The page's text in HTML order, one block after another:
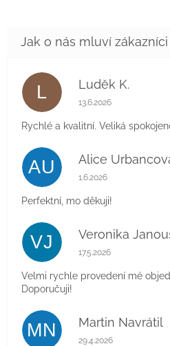
L Luděk K.
Hodnocení obchodu
13.6.2026
Rychlé a kvalitní. Veliká
AU Alice
Hodnocení obchodu
1.6.2026
Perfektní, mo děkuji!
VJ Veronika
Hodnocení obchodu
17.5.2026
Velmi rychle provedení mé
Doporučuji!
MN Martin Navrátil
Hodnocení obchodu
29.4.2026